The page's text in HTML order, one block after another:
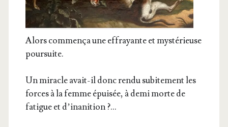
Alors com­men­ça une effrayante et mys­té­rieuse
poursuite.
Un miracle avait-il donc ren­du subi­te­ment les
forces à la femme épui­sée, à demi morte de
fatigue et d’inanition ?…